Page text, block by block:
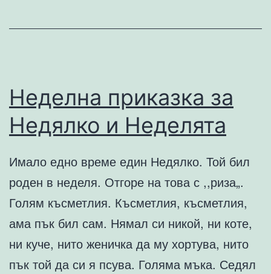
табелка
Неделна приказка за
Недялко и Неделята
Имало едно време един Недялко. Той бил
роден в неделя. Отгоре на това с ,,риза„.
Голям късметлия. Късметлия, късметлия,
ама пък бил сам. Нямал си никой, ни коте,
ни куче, нито женичка да му хортува, нито
пък той да си я псува. Голяма мъка. Седял